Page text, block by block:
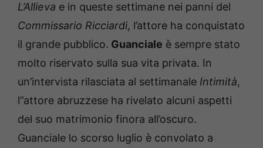
L’Allieva e in queste settimane nei panni del
Commissario Ricciardi, l’attore ha conquistato
il grande pubblico. Guanciale è sempre stato
molto riservato sulla sua vita privata. In
un’intervista rilasciata al settimanale Intimità,
l”attore abruzzese ha rivelato alcuni aspetti
del suo matrimonio finora all’oscuro.
Guanciale lo scorso luglio è convolato a